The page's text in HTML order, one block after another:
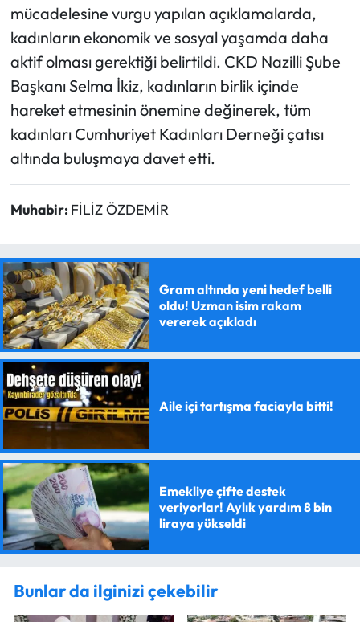
mücadelesine vurgu yapılan açıklamalarda,
kadınların ekonomik ve sosyal yaşamda daha
aktif olması gerektiği belirtildi. CKD Nazilli Şube
Başkanı Selma İkiz, kadınların birlik içinde
hareket etmesinin önemine değinerek, tüm
kadınları Cumhuriyet Kadınları Derneği çatısı
altında buluşmaya davet etti.
Muhabir: FİLİZ ÖZDEMİR
Gram altında yeni hedef belli
oldu! Uzman isim rakam
vererek açıkladı
Aile içi tartışma faciayla bitti!
Emekliye çifte destek
veriyorlar! Aylık yardım 8 bin
liraya yükseldi
Bunlar da ilginizi çekebilir